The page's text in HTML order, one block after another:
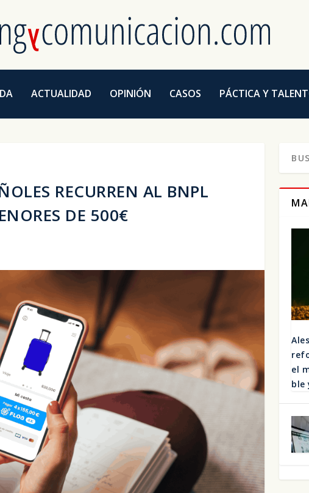
ACTUALIDAD OPINIÓN CASOS PÁCTICA Y
RECURREN AL BNPL
DE 500€
el
ble